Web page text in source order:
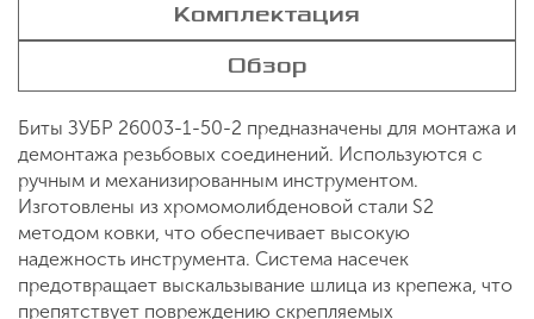
Комплектация
Обзор
Биты ЗУБР 26003-1-50-2 предназначены для монтажа и
демонтажа резьбовых соединений. Используются с
ручным и механизированным инструментом.
Изготовлены из хромомолибденовой стали S2
методом ковки, что обеспечивает высокую
надежность инструмента. Система насечек
предотвращает выскальзывание шлица из крепежа, что
препятствует повреждению скрепляемых